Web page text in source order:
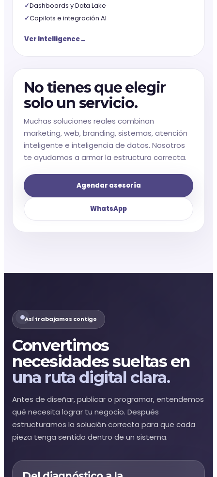
Dashboards y Data Lake
Copilots e integración AI
Ver Intelligence
No tienes que elegir
solo un servicio.
Muchas soluciones reales combinan
marketing, web, branding, sistemas, atención
inteligente e inteligencia de datos. Nosotros
te ayudamos a armar la estructura correcta.
Agendar asesoría
WhatsApp
Así trabajamos contigo
Convertimos
necesidades sueltas en
una ruta digital clara.
Antes de diseñar, publicar o programar, entendemos
qué necesita lograr tu negocio. Después
estructuramos la solución correcta para que cada
pieza tenga sentido dentro de un sistema.